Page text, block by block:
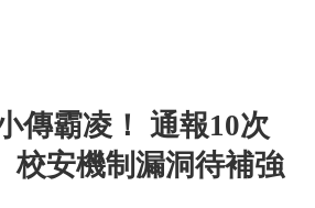
傳霸凌！ 通報10次
校安機制漏洞待補強